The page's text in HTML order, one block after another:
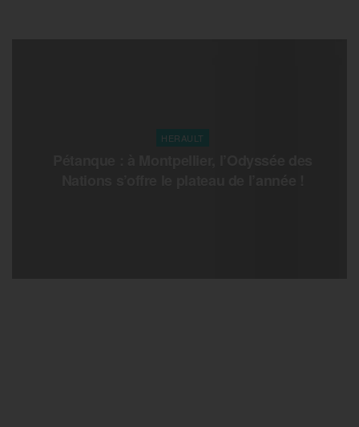
HERAULT